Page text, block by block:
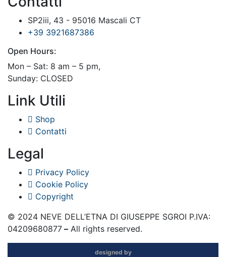
SP2iii, 43 - 95016 Mascali CT
+39 3921687386
Open Hours:
Mon – Sat: 8 am – 5 pm,
Sunday: CLOSED
Link Utili
Shop
Contatti
Legal
Privacy Policy
Cookie Policy
Copyright
© 2024 NEVE DELL’ETNA DI GIUSEPPE SGROI P.IVA:
04209680877 – All rights reserved.
designed by